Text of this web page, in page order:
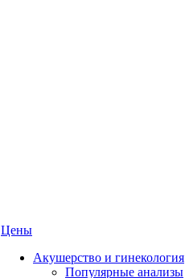
Цены
Акушерство и гинекология
Популярные анализы